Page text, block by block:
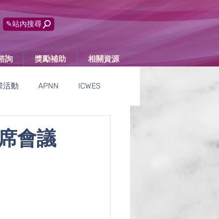
✎站內搜尋
詢 獎勵補助 相關資源
活動 APNN ICWES
會議